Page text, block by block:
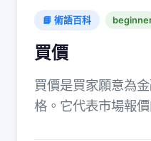
📘 術語百科
買價
買價是買家願意為
格。它代表市場報價